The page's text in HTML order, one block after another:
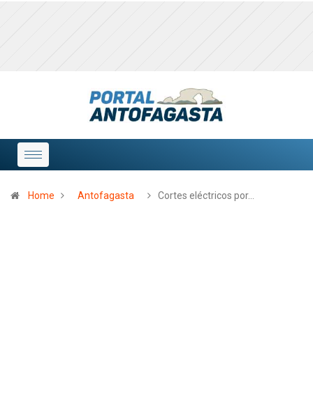
Home Antofagasta Cortes eléctricos por…